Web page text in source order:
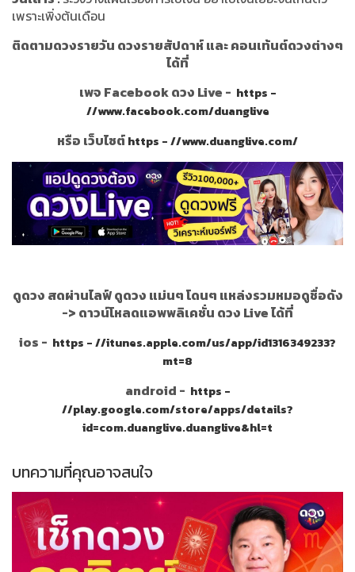
เพราะเพิ่งต้นเดือน
ติดตามดวงรายวัน ดวงรายสัปดาห์ และ คอนเท้นต์ดวงต่างๆ
ได้ที่
เพจ Facebook ดวง Live - https -
//www.facebook.com/duanglive
หรือ เว็บไซต์https - //www.duanglive.com/
ดูดวง สดผ่านไลฟ์ ดูดวง แม่นๆ โดนๆ แหล่งรวมหมอดูชื่อดัง
-> ดาวน์โหลดแอพพลิเคชั่น ดวง Live ได้ที่
ios - https - //itunes.apple.com/us/app/id1316349233?
mt=8
android - https -
//play.google.com/store/apps/details?
id=com.duanglive.duanglive&hl=t
บทความที่คุณอาจสนใจ